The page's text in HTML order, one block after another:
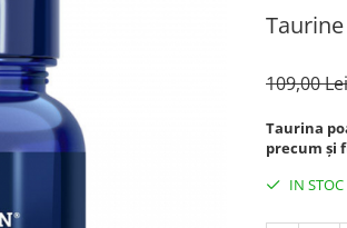
109,00 Lei
Taurina
precum și
IN STOC